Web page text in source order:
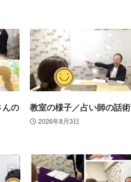
んの
教室の様子／占い師の話術
2026年8月3日